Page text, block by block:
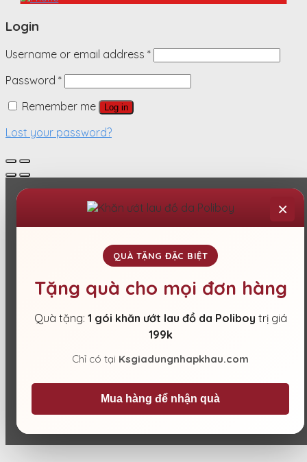
Login
Username or email address *
Password *
Remember me
Log in
Lost your password?
×
QUÀ TẶNG ĐẶC BIỆT
Tặng quà cho mọi đơn hàng
Quà tặng: 1 gói khăn ướt lau đồ da Poliboy trị giá
199k
Chỉ có tại Ksgiadungnhapkhau.com
Mua hàng để nhận quà